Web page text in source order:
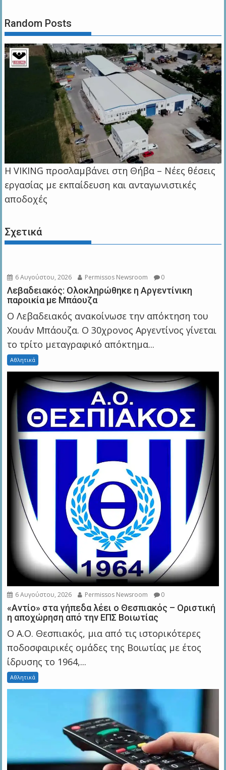
Random Posts
Η VIKING προσλαμβάνει στη Θήβα – Νέες θέσεις
εργασίας με εκπαίδευση και ανταγωνιστικές
αποδοχές
Σχετικά
6 Αυγούστου, 2026 Permissos Newsroom 0
Λεβαδειακός: Ολοκληρώθηκε η Αργεντίνικη
παροικία με Μπάουζα
Ο Λεβαδειακός ανακοίνωσε την απόκτηση του
Χουάν Μπάουζα. Ο 30χρονος Αργεντίνος γίνεται
το τρίτο μεταγραφικό απόκτημα...
Αθλητικά
6 Αυγούστου, 2026 Permissos Newsroom 0
«Αντίο» στα γήπεδα λέει ο Θεσπιακός – Οριστική
η αποχώρηση από την ΕΠΣ Βοιωτίας
Ο Α.Ο. Θεσπιακός, μια από τις ιστορικότερες
ποδοσφαιρικές ομάδες της Βοιωτίας με έτος
ίδρυσης το 1964,...
Αθλητικά